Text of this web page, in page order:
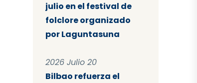
julio en el festival de
folclore organizado
por Laguntasuna
2026 Julio 20
Bilbao refuerza el